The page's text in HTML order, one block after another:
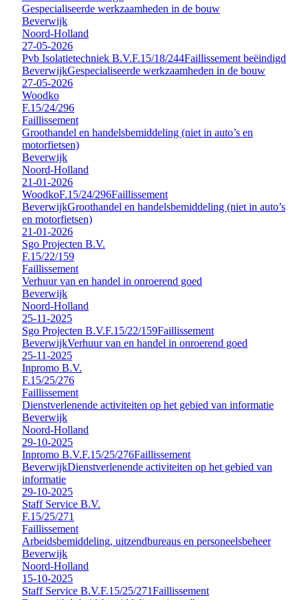
Gespecialiseerde werkzaamheden in de bouw
Beverwijk
Noord-Holland
27-05-2026
Pvb Isolatietechniek B.V.F.15/18/244Faillissement beëindigd
BeverwijkGespecialiseerde werkzaamheden in de bouw
27-05-2026
Woodko
F.15/24/296
Faillissement
Groothandel en handelsbemiddeling (niet in auto’s en
motorfietsen)
Beverwijk
Noord-Holland
21-01-2026
WoodkoF.15/24/296Faillissement
BeverwijkGroothandel en handelsbemiddeling (niet in auto’s
en motorfietsen)
21-01-2026
Sgo Projecten B.V.
F.15/22/159
Faillissement
Verhuur van en handel in onroerend goed
Beverwijk
Noord-Holland
25-11-2025
Sgo Projecten B.V.F.15/22/159Faillissement
BeverwijkVerhuur van en handel in onroerend goed
25-11-2025
Inpromo B.V.
F.15/25/276
Faillissement
Dienstverlenende activiteiten op het gebied van informatie
Beverwijk
Noord-Holland
29-10-2025
Inpromo B.V.F.15/25/276Faillissement
BeverwijkDienstverlenende activiteiten op het gebied van
informatie
29-10-2025
Staff Service B.V.
F.15/25/271
Faillissement
Arbeidsbemiddeling, uitzendbureaus en personeelsbeheer
Beverwijk
Noord-Holland
15-10-2025
Staff Service B.V.F.15/25/271Faillissement